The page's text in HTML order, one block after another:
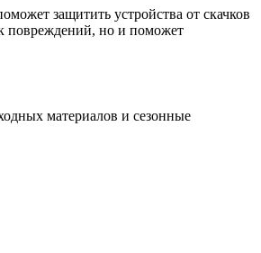
защитить устройства от скачков
повреждений, но и поможет
материалов и сезонные